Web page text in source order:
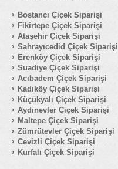
Bostancı Çiçek Siparişi
Fikirtepe Çiçek Siparişi
Ataşehir Çiçek Siparişi
Sahrayıcedid Çiçek Siparişi
Erenköy Çiçek Siparişi
Suadiye Çiçek Siparişi
Acıbadem Çiçek Siparişi
Kadıköy Çiçek Siparişi
Küçükyalı Çiçek Siparişi
Aydınevler Çiçek Siparişi
Maltepe Çiçek Siparişi
Zümrütevler Çiçek Siparişi
Cevizli Çiçek Siparişi
Kurfalı Çiçek Siparişi